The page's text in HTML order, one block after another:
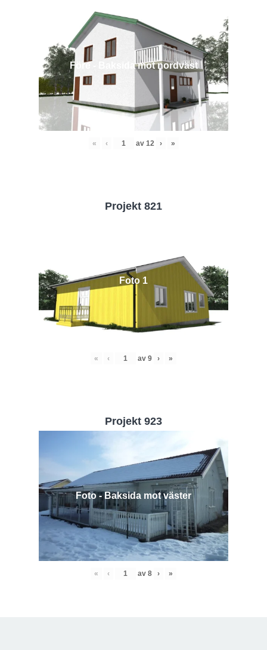
Före - Baksida mot nordväst
« ‹ av 12 › »
Projekt 821
Foto 1
« ‹ av 9 › »
Projekt 923
Foto - Baksida mot väster
« ‹ av 8 › »